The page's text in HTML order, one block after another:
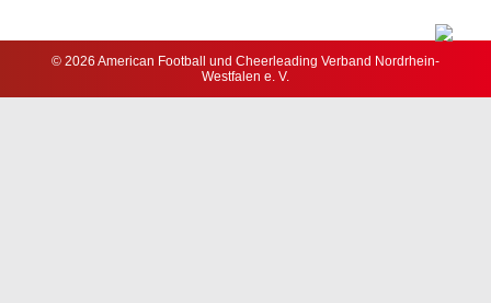
© 2026 American Football und Cheerleading Verband Nordrhein-
Westfalen e. V.